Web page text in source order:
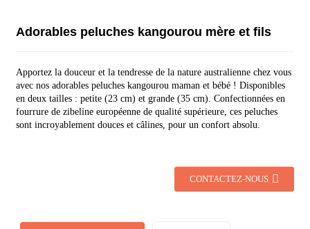
Adorables peluches kangourou mère et fils
Apportez la douceur et la tendresse de la nature australienne chez vous
avec nos adorables peluches kangourou maman et bébé ! Disponibles
en deux tailles : petite (23 cm) et grande (35 cm). Confectionnées en
fourrure de zibeline européenne de qualité supérieure, ces peluches
sont incroyablement douces et câlines, pour un confort absolu.
CONTACTEZ-NOUS